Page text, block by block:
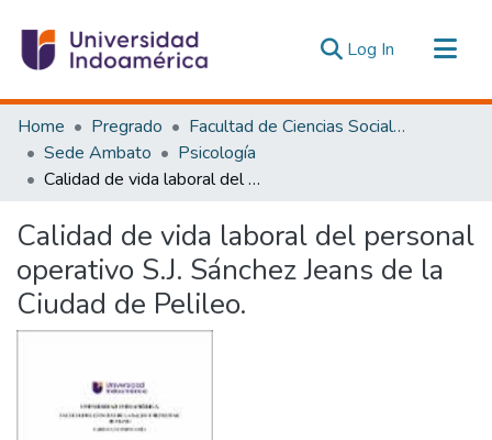
Log In (current)
Communities & Collections
All of DSpace
Statistics
Home Pregrado
Facultad de Ciencias Sociales y Humanas
Sede Ambato
Psicología
Calidad de vida laboral del personal operativo S.J. Sánchez Jeans de la Ciudad de Pelileo.
Calidad de vida laboral del personal
operativo S.J. Sánchez Jeans de la
Ciudad de Pelileo.